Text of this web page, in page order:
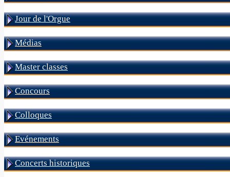
Jour de l'Orgue
Médias
Master classes
Concours
Colloques
Evénements
Concerts historiques